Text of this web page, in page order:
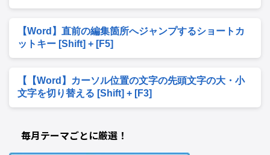
【Word】直前の編集箇所へジャンプするショートカ
ットキー [Shift] + [F5]
【【Word】カーソル位置の文字の先頭文字の大・小
文字を切り替える [Shift] + [F3]
毎月テーマごとに厳選！